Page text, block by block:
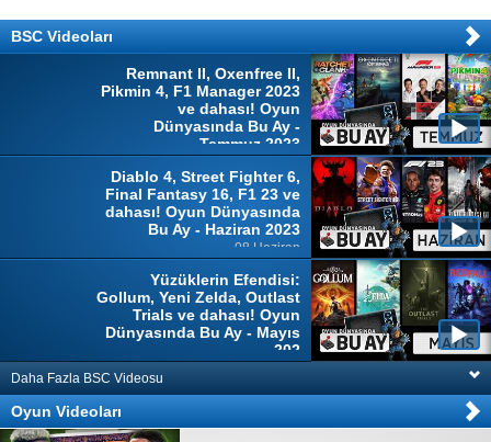
BSC Videoları
Remnant II, Oxenfree II,
Pikmin 4, F1 Manager 2023
ve dahası! Oyun
Dünyasında Bu Ay -
Temmuz 2023
Diablo 4, Street Fighter 6,
Final Fantasy 16, F1 23 ve
dahası! Oyun Dünyasında
Bu Ay - Haziran 2023
08 Haziran
Yüzüklerin Efendisi:
Gollum, Yeni Zelda, Outlast
Trials ve dahası! Oyun
Dünyasında Bu Ay - Mayıs
202
Daha Fazla BSC Videosu
Oyun Videoları